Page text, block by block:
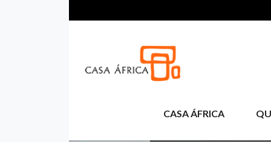
CASA ÁFRICA